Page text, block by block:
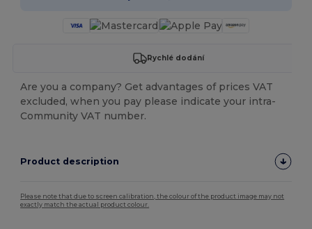
Rychlé dodání
Are you a company? Get advantages of prices VAT
excluded, when you pay please indicate your intra-
Community VAT number.
Product description
Please note that due to screen calibration, the colour of the product image may not
exactly match the actual product colour.